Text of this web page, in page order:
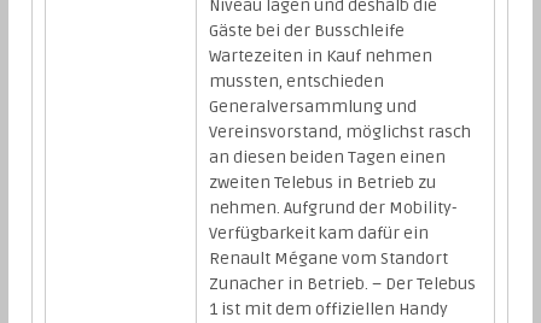
Niveau lagen und deshalb die
Gäste bei der Busschleife
Wartezeiten in Kauf nehmen
mussten, entschieden
Generalversammlung und
Vereinsvorstand, möglichst rasch
an diesen beiden Tagen einen
zweiten Telebus in Betrieb zu
nehmen. Aufgrund der Mobility-
Verfügbarkeit kam dafür ein
Renault Mégane vom Standort
Zunacher in Betrieb. – Der Telebus
1 ist mit dem offiziellen Handy